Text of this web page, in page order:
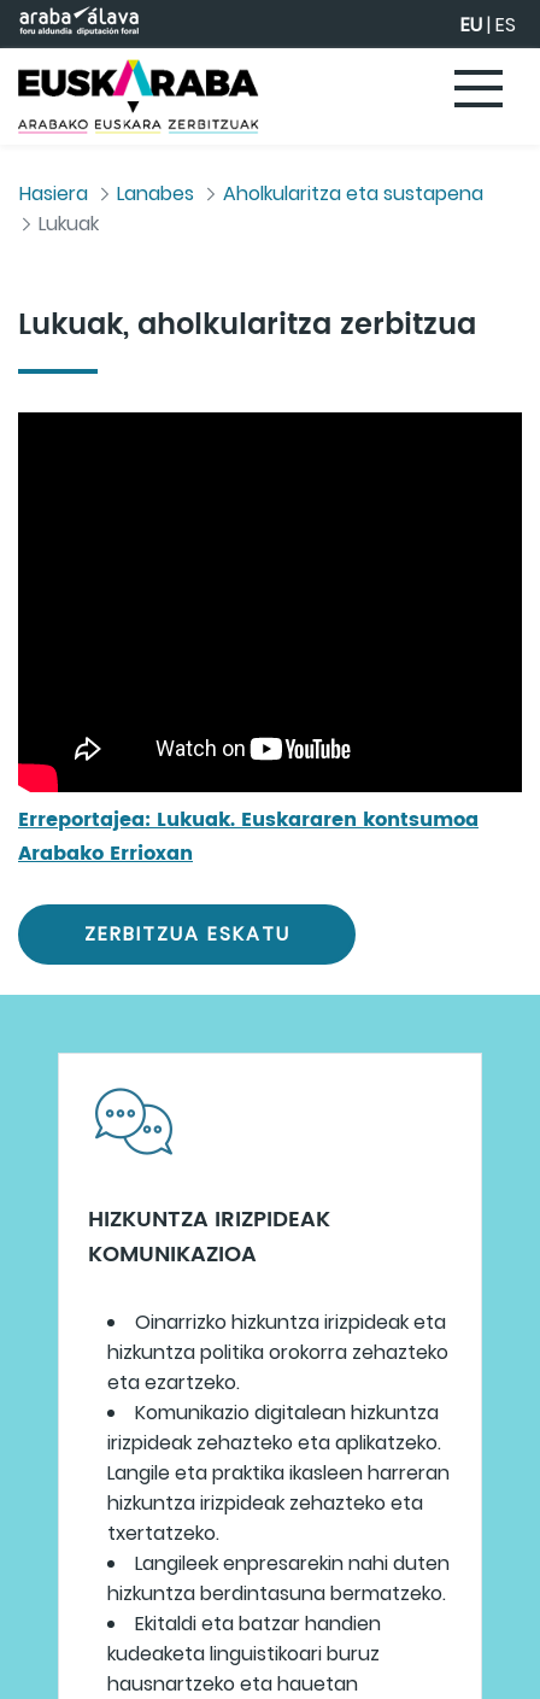
Eduki nagusira joan EU|ES
Hasiera Lanabes
Aholkularitza eta sustapena
Lukuak
Lukuak, aholkularitza zerbitzua
Erreportajea: Lukuak. Euskararen kontsumoa
Arabako Errioxan
ZERBITZUA ESKATU
HIZKUNTZA IRIZPIDEAK
KOMUNIKAZIOA
Oinarrizko hizkuntza irizpideak eta
hizkuntza politika orokorra zehazteko
eta ezartzeko.
Komunikazio digitalean hizkuntza
irizpideak zehazteko eta aplikatzeko.
Langile eta praktika ikasleen harreran
hizkuntza irizpideak zehazteko eta
txertatzeko.
Langileek enpresarekin nahi duten
hizkuntza berdintasuna bermatzeko.
Ekitaldi eta batzar handien
kudeaketa linguistikoari buruz
hausnartzeko eta hauetan